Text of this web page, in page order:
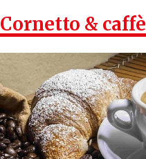
Cornetto & caffè